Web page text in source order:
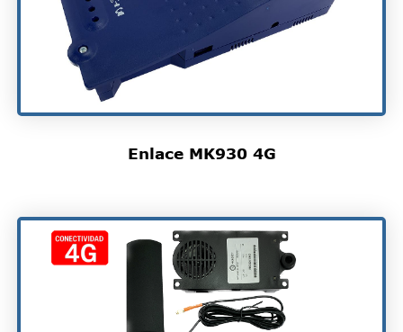
Enlace MK930 4G